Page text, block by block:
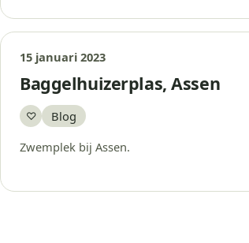
15 januari 2023
Baggelhuizerplas, Assen
♡
Bewaar
Blog
Zwemplek bij Assen.